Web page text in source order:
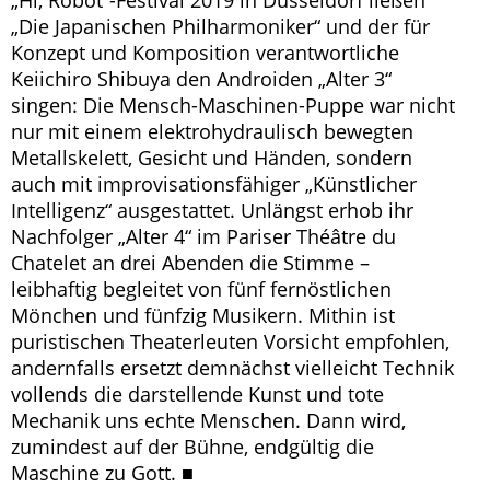
„Die Japanischen Philharmoniker“ und der für
Konzept und Komposition verantwortliche
Keiichiro Shibuya den Androiden „Alter 3“
singen: Die Mensch-Maschinen-Puppe war nicht
nur mit einem elektrohydraulisch bewegten
Metallskelett, Gesicht und Händen, sondern
auch mit improvisationsfähiger „Künstlicher
Intelligenz“ ausgestattet. Unlängst erhob ihr
Nachfolger „Alter 4“ im Pariser Théâtre du
Chatelet an drei Abenden die Stimme –
leibhaftig begleitet von fünf fernöstlichen
Mönchen und fünfzig Musikern. Mithin ist
puristischen Theaterleuten Vorsicht empfohlen,
andernfalls ersetzt demnächst vielleicht Technik
vollends die darstellende Kunst und tote
Mechanik uns echte Menschen. Dann wird,
zumindest auf der Bühne, endgültig die
Maschine zu Gott. ■